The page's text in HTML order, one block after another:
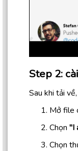
Step 2:
Sau khi tải
Mở file
Chọn "I
Chọn